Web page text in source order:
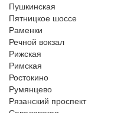
Пушкинская
Пятницкое шоссе
Раменки
Речной вокзал
Рижская
Римская
Ростокино
Румянцево
Рязанский проспект